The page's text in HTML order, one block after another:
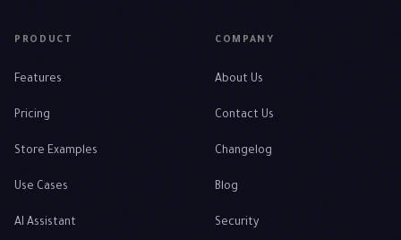
PRODUCT
Features
Pricing
Store Examples
Use Cases
AI Assistant
COMPANY
About Us
Contact Us
Changelog
Blog
Security